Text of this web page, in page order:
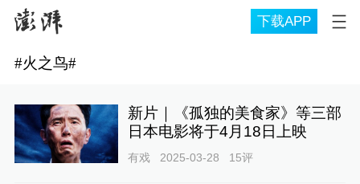
下载APP
#火之鸟#
新片｜《孤独的美食家》等三部
日本电影将于4月18日上映
有戏 2025-03-28 15评